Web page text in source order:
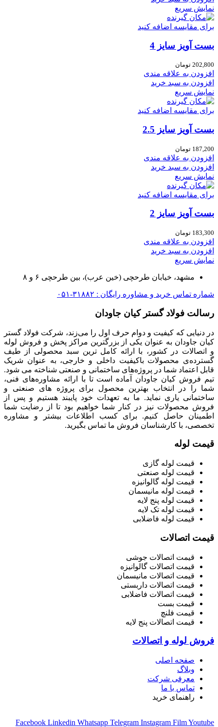
نمایش سریع
برای مقایسه اضافه کنید
بست آویز سایز 4
202,800 تومان
افزودن به علاقه مندی
افزودن به سبد خرید
نمایش سریع
برای مقایسه اضافه کنید
بست آویز سایز 2.5
187,200 تومان
افزودن به علاقه مندی
افزودن به سبد خرید
نمایش سریع
برای مقایسه اضافه کنید
بست آویز سایز 2
183,300 تومان
افزودن به علاقه مندی
افزودن به سبد خرید
نمایش سریع
مشهد، خیابان طرحچی (خین عرب)، بین طرحچی ۶ و ۸
شماره تماس خرید و مشاوره رایگان : ۳۱۸۸۲-۰۵۱
رسالت فولاد گستر کیان جاودان
در دنیایی که کیفیت و دوام حرف اول را می‌زند، شرکت فولاد گستر
کیان جاودان به عنوان یکی از بزرگترین مراکز پخش و فروش لوله
و اتصالات در کشور، با ارائه کامل ترین سبد محصولی از طیف
گسترده‌‌ی محصولات باکیفیت داخلی و خارجی، به عنوان شریک
قابل اعتماد شما در پروژه‌های ساختمانی و صنعتی شناخته می شود.
تیم فروش کیان جاودان آماده است تا با ارائه مشاوره‌های فنی،
شما را در انتخاب بهترین محصول برای پروژه های صنعتی و
ساختمانی یاری نماید. ما به تعهدات خود پایبند هستیم و پس از
فروش محصولات نیز در کنار شما خواهیم بود تا از رضایت شما
اطمینان حاصل کنیم. برای کسب اطلاعات بیشتر و مشاوره
تخصصی، با کارشناسان فروش ما تماس بگیرید.
قیمت لوله
قیمت لوله گازی
قیمت لوله صنعتی
قیمت لوله گالوانیزه
قیمت لوله مانیسمان
قیمت لوله پنج لایه
قیمت لوله تک لایه
قیمت لوله فاضلابی
قیمت اتصالات
قیمت اتصالات جوشی
قیمت اتصالات گالوانیزه
قیمت اتصالات مانیسمان
قیمت اتصالات داربستی
قیمت اتصالات فاضلابی
قیمت بست
قیمت فلنچ
قیمت اتصالات پنج لایه
فروش لوله و اتصالات
صفحه اصلی
وبلاگ
معرفی شرکت
تماس با ما
راهنمای خرید
Facebook Linkedin Whatsapp Telegram Instagram FilmYoutube